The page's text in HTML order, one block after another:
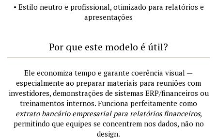
• Estilo neutro e profissional, otimizado para relatórios e
apresentações
Por que este modelo é útil?
Ele economiza tempo e garante coerência visual —
especialmente ao preparar materiais para reuniões com
investidores, demonstrações de sistemas ERP/financeiros ou
treinamentos internos. Funciona perfeitamente como
extrato bancário empresarial para relatórios financeiros,
permitindo que equipes se concentrem nos dados, não no
design.